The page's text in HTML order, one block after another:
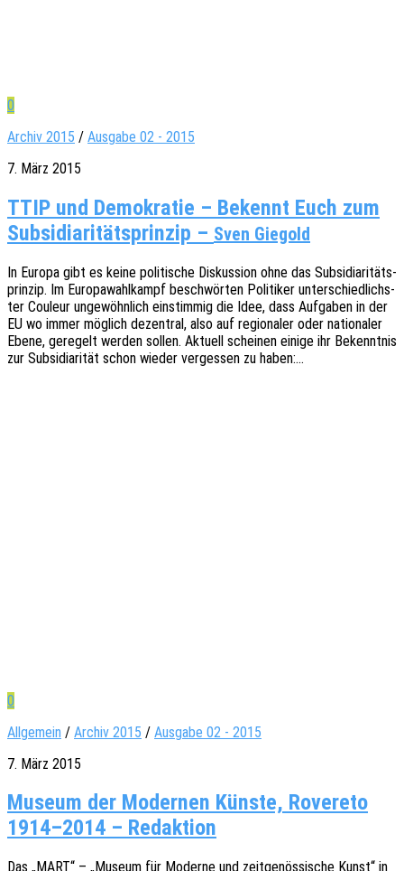
0
Archiv 2015 / Ausgabe 02 - 2015
7. März 2015
TTIP und Demokratie – Bekennt Euch zum
Subsidiaritätsprinzip – Sven Giegold
In Europa gibt es keine poli­ti­sche Diskus­si­on ohne das Subsi­dia­ri­täts­
prin­zip. Im Euro­pa­wahl­kampf beschwör­ten Poli­ti­ker unter­schied­lichs­
ter Couleur unge­wöhn­lich einstim­mig die Idee, dass Aufga­ben in der
EU wo immer möglich dezen­tral, also auf regio­na­ler oder natio­na­ler
Ebene, gere­gelt werden sollen. Aktu­ell schei­nen einige ihr Bekennt­nis
zur Subsi­dia­ri­tät schon wieder verges­sen zu haben:…
0
Allgemein / Archiv 2015 / Ausgabe 02 - 2015
7. März 2015
Museum der Modernen Künste, Rovereto
1914–2014 – Redaktion
Das „MART“ – „Museum für Moder­ne und zeit­ge­nös­si­sche Kunst“ in